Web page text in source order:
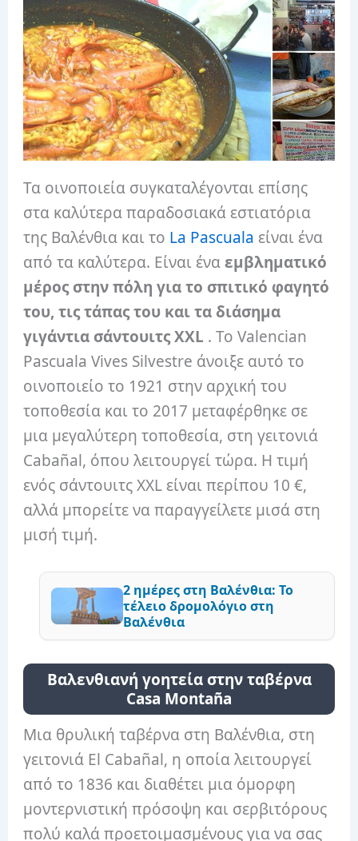
Τα οινοποιεία συγκαταλέγονται επίσης
στα καλύτερα παραδοσιακά εστιατόρια
της Βαλένθια και το La Pascuala είναι ένα
από τα καλύτερα. Είναι έναεμβληματικό
μέρος στην πόλη για το σπιτικό φαγητό
του, τις τάπας του και τα διάσημα
γιγάντια σάντουιτς XXL . Το Valencian
Pascuala Vives Silvestre άνοιξε αυτό το
οινοποιείο το 1921 στην αρχική του
τοποθεσία και το 2017 μεταφέρθηκε σε
μια μεγαλύτερη τοποθεσία, στη γειτονιά
Cabañal, όπου λειτουργεί τώρα. Η τιμή
ενός σάντουιτς XXL είναι περίπου 10 €,
αλλά μπορείτε να παραγγείλετε μισά στη
μισή τιμή.
2 ημέρες στη Βαλένθια: Το
τέλειο δρομολόγιο στη
Βαλένθια
Βαλενθιανή γοητεία στην ταβέρνα
Casa Montaña
Μια θρυλική ταβέρνα στη Βαλένθια, στη
γειτονιά El Cabañal, η οποία λειτουργεί
από το 1836 και διαθέτει μια όμορφη
μοντερνιστική πρόσοψη και σερβιτόρους
πολύ καλά προετοιμασμένους για να σας